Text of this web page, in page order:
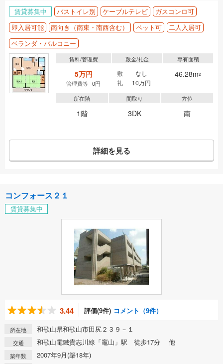
賃貸募集中 バストイレ別 ケーブルテレビ
ガスコンロ可
即入居可能
南向き（南東・南西含む） ペット可
二人入居可
ベランダ・バルコニー
賃料/管理費
5万円
管理費等 0円
敷金/礼金
敷
なし
礼
10万円
専有面積
46.28m2
所在階
1階
間取り
3DK
方位
南
詳細を見る
コンフォース２１
賃貸募集中
3.44 評価(9件) コメント（9件）
所在地 和歌山県和歌山市田尻２３９－１
交通 和歌山電鐵貴志川線「竈山」駅 徒歩17分 他
築年数 2007年9月(築18年)